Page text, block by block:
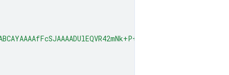
HgAFhAJ/